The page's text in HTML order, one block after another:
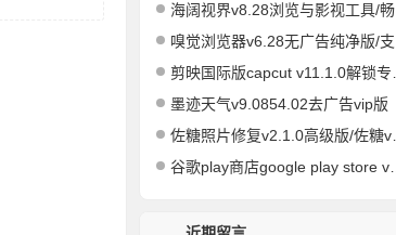
海阔视界v8.28浏览与影视工具/畅享全网/精品影视
嗅觉浏览器v6.28无广告纯净版/支持安装插件
剪映国际版capcut v11.1.0解锁专业版
墨迹天气v9.0854.02去广告vip版
佐糖照片修复v2.1.0高级版/佐糖v1.6.6会员解锁版
谷歌play商店google play store v39.7.34-21